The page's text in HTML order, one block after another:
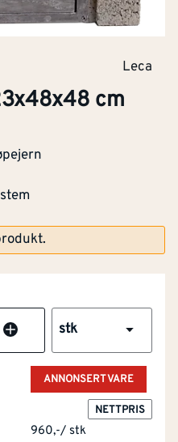
Leca
cm
stk
ANNONSERT VARE
NETTPRIS
960,-/ stk